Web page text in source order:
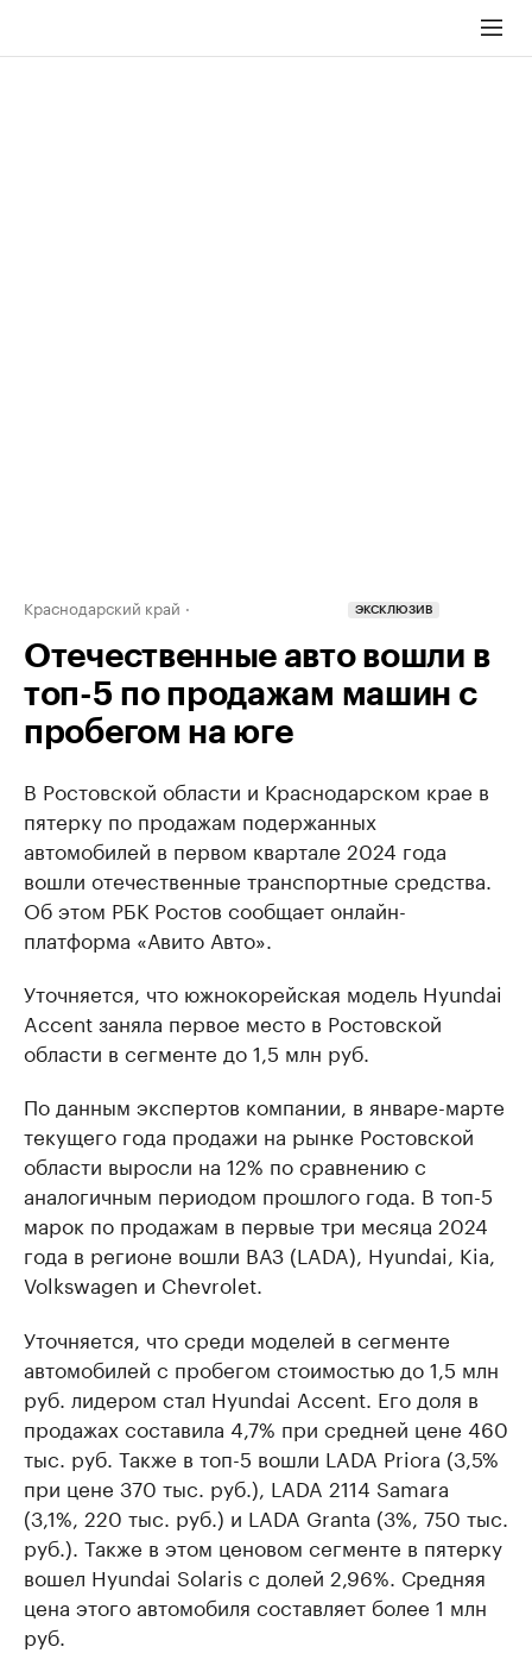
Краснодарский край ЭКСКЛЮЗИВ
Отечественные авто вошли в
топ-5 по продажам машин с
пробегом на юге
В Ростовской области и Краснодарском крае в
пятерку по продажам подержанных
автомобилей в первом квартале 2024 года
вошли отечественные транспортные средства.
Об этом РБК Ростов сообщает онлайн-
платформа «Авито Авто».
Уточняется, что южнокорейская модель Hyundai
Accent заняла первое место в Ростовской
области в сегменте до 1,5 млн руб.
По данным экспертов компании, в январе-марте
текущего года продажи на рынке Ростовской
области выросли на 12% по сравнению с
аналогичным периодом прошлого года. В топ-5
марок по продажам в первые три месяца 2024
года в регионе вошли ВАЗ (LADA), Hyundai, Kia,
Volkswagen и Chevrolet.
Уточняется, что среди моделей в сегменте
автомобилей с пробегом стоимостью до 1,5 млн
руб. лидером стал Hyundai Accent. Его доля в
продажах составила 4,7% при средней цене 460
тыс. руб. Также в топ-5 вошли LADA Priora (3,5%
при цене 370 тыс. руб.), LADA 2114 Samara
(3,1%, 220 тыс. руб.) и LADA Granta (3%, 750 тыс.
руб.). Также в этом ценовом сегменте в пятерку
вошел Hyundai Solaris с долей 2,96%. Средняя
цена этого автомобиля составляет более 1 млн
руб.